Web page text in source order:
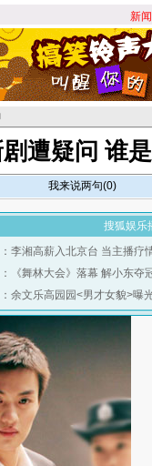
新闻
遭疑问 谁
我来说两句(0)
搜狐娱乐
李湘高薪入北京台 当主播疗
《舞林大会》落幕 解小东夺
余文乐高园园<男才女貌>曝